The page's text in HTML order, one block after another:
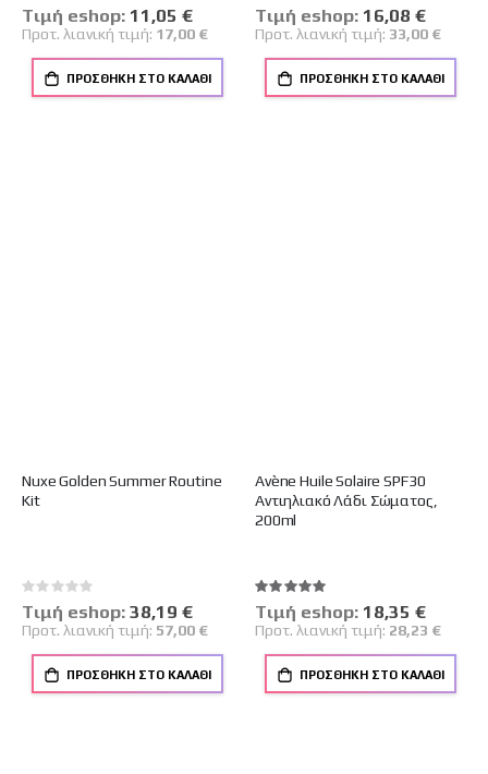
0%
Tιμή eshop: Ειδική
Τιμή
11,05 €
Προτ. λιανική τιμή: 17,00 €
ΠΡΟΣΘΉΚΗ ΣΤΟ ΚΑΛΆΘΙ
0%
Tιμή eshop: Ειδική
Τιμή
16,08 €
Προτ. λιανική τιμή: 33,00 €
ΠΡΟΣΘΉΚΗ ΣΤΟ ΚΑΛΆΘΙ
Nuxe Golden Summer Routine
Kit
Rating:
0%
Tιμή eshop: Ειδική
Τιμή
38,19 €
Προτ. λιανική τιμή: 57,00 €
ΠΡΟΣΘΉΚΗ ΣΤΟ ΚΑΛΆΘΙ
Avène Huile Solaire SPF30
Αντιηλιακό Λάδι Σώματος,
200ml
Βαθμολογία:
100%
Tιμή eshop: Ειδική
Τιμή
18,35 €
Προτ. λιανική τιμή: 28,23 €
ΠΡΟΣΘΉΚΗ ΣΤΟ ΚΑΛΆΘΙ